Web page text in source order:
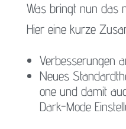
Was bringt nun das
Hier eine kurze
Verbesserungen
Neues
one und damit
Dark-Mode